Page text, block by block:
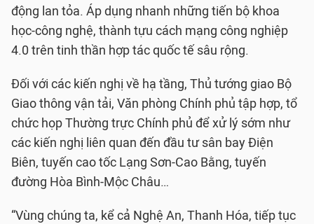
động lan tỏa. Áp dụng nhanh những tiến bộ khoa
học-công nghệ, thành tựu cách mạng công nghiệp
4.0 trên tinh thần hợp tác quốc tế sâu rộng.
Đối với các kiến nghị về hạ tầng, Thủ tướng giao Bộ
Giao thông vận tải, Văn phòng Chính phủ tập hợp, tổ
chức họp Thường trực Chính phủ để xử lý sớm như
các kiến nghị liên quan đến đầu tư sân bay Điện
Biên, tuyến cao tốc Lạng Sơn-Cao Bằng, tuyến
đường Hòa Bình-Mộc Châu…
“Vùng chúng ta, kể cả Nghệ An, Thanh Hóa, tiếp tục